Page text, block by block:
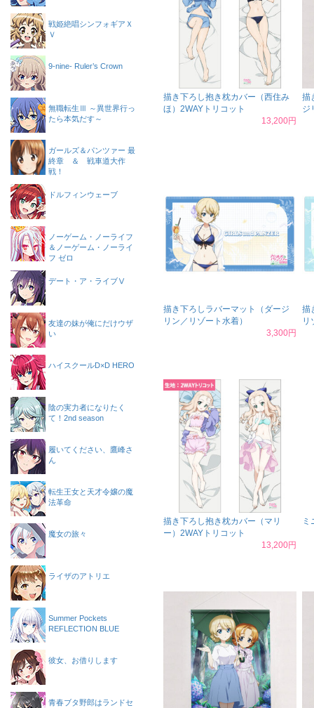
描き下ろし抱き枕カバー（西住み
ほ）2WAYトリコット
13,200円
描
ジ
描き下ろしラバーマット（ダージ
リン／リゾート水着）
3,300円
描
リ
描き下ろし抱き枕カバー（マリ
ー）2WAYトリコット
13,200円
ミ
戦姫絶唱シンフォギアＸ
Ｖ
9-nine- Ruler’s Crown
無職転生Ⅲ ～異世界行っ
たら本気だす～
ガールズ＆パンツァー 最
終章 ＆ 戦車道大作
戦！
ドルフィンウェーブ
ノーゲーム・ノーライフ
＆ノーゲーム・ノーライ
フ ゼロ
デート・ア・ライブⅤ
友達の妹が俺にだけウザ
い
ハイスクールD×D HERO
陰の実力者になりたく
て！2nd season
履いてください、鷹峰さ
ん
転生王女と天才令嬢の魔
法革命
魔女の旅々
ライザのアトリエ
Summer Pockets
REFLECTION BLUE
彼女、お借りします
青春ブタ野郎はランドセ